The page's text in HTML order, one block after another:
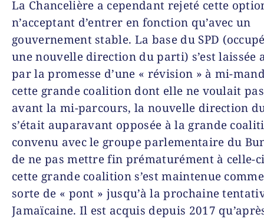
La Chancelière a cependant rejeté cette
n’acceptant d’entrer en fonction qu’avec un
gouvernement stable. La base du SPD
une nouvelle direction du parti) s’est laissée
par la promesse d’une « révision » à mi-
cette grande coalition dont elle ne voulait
avant la mi-parcours, la nouvelle direction
s’était auparavant opposée à la grande
convenu avec le groupe parlementaire du
de ne pas mettre fin prématurément à celle-
cette grande coalition s’est maintenue
sorte de « pont » jusqu’à la prochaine
Jamaïcaine. Il est acquis depuis 2017